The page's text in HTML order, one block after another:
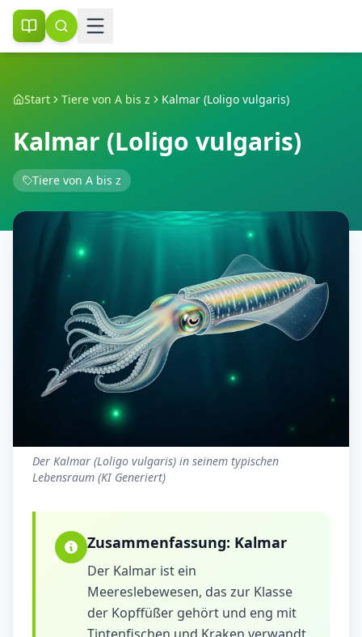
Start Tiere von A bis z Kalmar (Loligo vulgaris)
Kalmar (Loligo vulgaris)
Tiere von A bis z
Der Kalmar (Loligo vulgaris) in seinem typischen
Lebensraum (KI Generiert)
Zusammenfassung: Kalmar
Der Kalmar ist ein
Meereslebewesen, das zur Klasse
der Kopffüßer gehört und eng mit